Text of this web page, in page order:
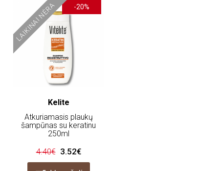
-20%
LAIKINAI NĖRA
Kelite
Atkuriamasis plaukų
šampūnas su keratinu
250ml
4.40€ 3.52€